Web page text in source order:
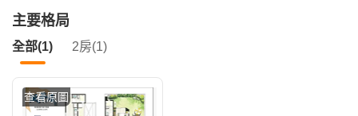
主要格局
全部(1) 2房(1)
查看原圖